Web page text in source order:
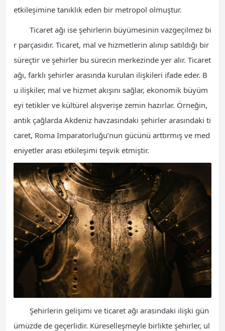
etkileşimine tanıklık eden bir metropol olmuştur.
Ticaret ağı ise şehirlerin büyümesinin vazgeçilmez bi
r parçasıdır. Ticaret, mal ve hizmetlerin alınıp satıldığı bir
süreçtir ve şehirler bu sürecin merkezinde yer alır. Ticaret
ağı, farklı şehirler arasında kurulan ilişkileri ifade eder. B
u ilişkiler, mal ve hizmet akışını sağlar, ekonomik büyüm
eyi tetikler ve kültürel alışverişe zemin hazırlar. Örneğin,
antik çağlarda Akdeniz havzasındaki şehirler arasındaki ti
caret, Roma İmparatorluğu’nun gücünü arttırmış ve med
eniyetler arası etkileşimi teşvik etmiştir.
Şehirlerin gelişimi ve ticaret ağı arasındaki ilişki gün
ümüzde de geçerlidir. Küreselleşmeyle birlikte şehirler, ul